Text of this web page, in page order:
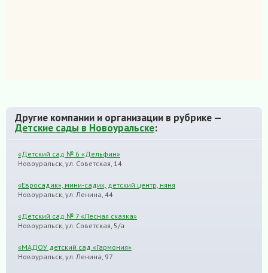
Другие компании и организации в рубрике —
Детские сады в Новоуральске:
«Детский сад № 6 «Дельфин»
Новоуральск, ул. Советская, 14
«Евросадик», мини-садик, детский центр, няня
Новоуральск, ул. Ленина, 44
«Детский сад № 7 «Лесная сказка»
Новоуральск, ул. Советская, 5/а
«МАДОУ детский сад «Гармония»
Новоуральск, ул. Ленина, 97